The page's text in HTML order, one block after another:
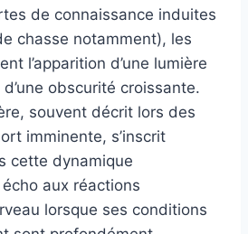
de connaissance induites
chasse notamment), les
l’apparition d’une lumière
obscurité croissante.
souvent décrit lors des
imminente, s’inscrit
cette dynamique
aux réactions
lorsque ses conditions